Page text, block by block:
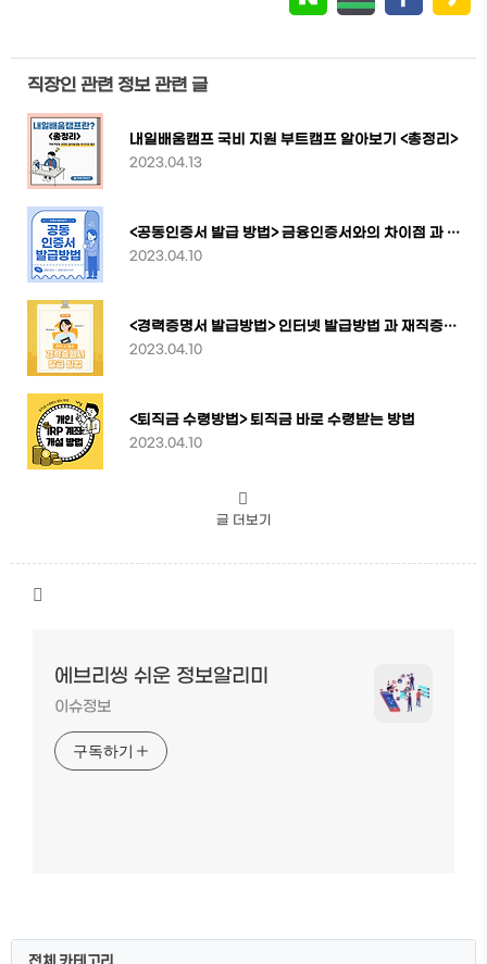
직장인 관련 정보 관련 글
내일배움캠프 국비 지원 부트캠프 알아보기 <총정리>
2023.04.13
<공동인증서 발급 방법> 금융인증서와의 차이점 과 인증서 종류
2023.04.10
<경력증명서 발급방법> 인터넷 발급방법 과 재직증명서란?
2023.04.10
<퇴직금 수령방법> 퇴직금 바로 수령받는 방법
2023.04.10
글 더보기
에브리씽 쉬운 정보알리미
이슈정보
구독하기